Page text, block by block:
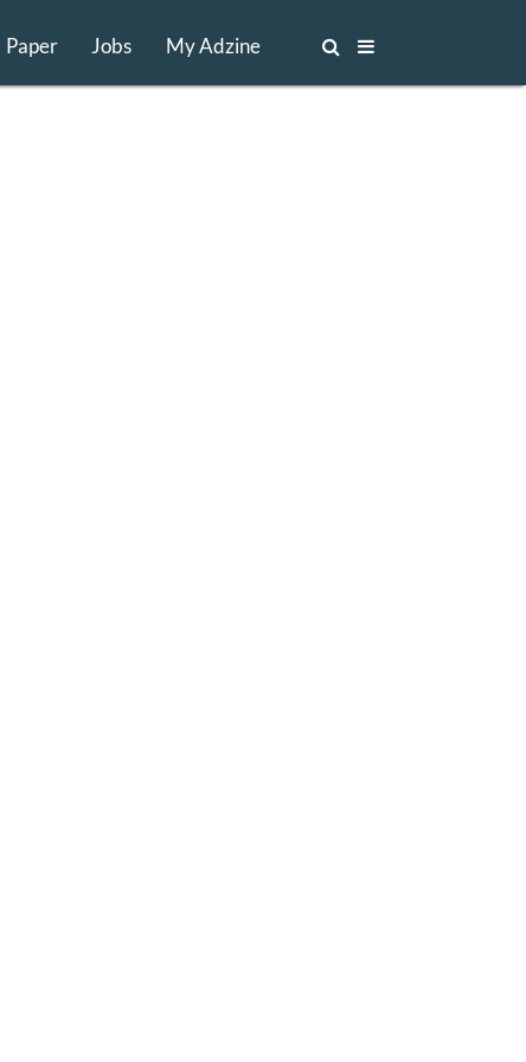
Paper Jobs My Adzine